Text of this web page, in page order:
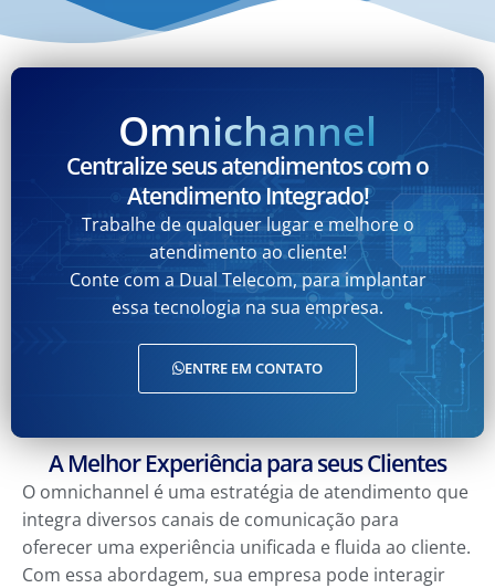
Omnichannel
Centralize seus atendimentos com o
Atendimento Integrado!
Trabalhe de qualquer lugar e melhore o
atendimento ao cliente!
Conte com a Dual Telecom, para implantar
essa tecnologia na sua empresa.
ENTRE EM CONTATO
A Melhor Experiência para seus Clientes
O omnichannel é uma estratégia de atendimento que
integra diversos canais de comunicação para
oferecer uma experiência unificada e fluida ao cliente.
Com essa abordagem, sua empresa pode interagir